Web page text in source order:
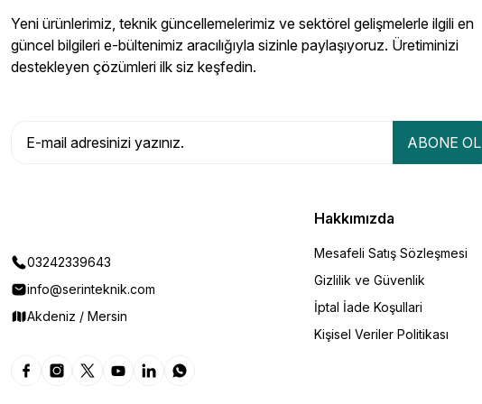
Yeni ürünlerimiz, teknik güncellemelerimiz ve sektörel gelişmelerle ilgili en
güncel bilgileri e-bültenimiz aracılığıyla sizinle paylaşıyoruz. Üretiminizi
destekleyen çözümleri ilk siz keşfedin.
ABONE OL
03242339643
info@serinteknik.com
Akdeniz / Mersin
Hakkımızda
Mesafeli Satış Sözleşmesi
Gizlilik ve Güvenlik
İptal İade Koşullari
Kişisel Veriler Politikası